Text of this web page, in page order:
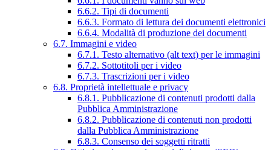
6.6.2. Tipi di documenti
6.6.3. Formato di lettura dei documenti elettronici
6.6.4. Modalità di produzione dei documenti
6.7. Immagini e video
6.7.1. Testo alternativo (alt text) per le immagini
6.7.2. Sottotitoli per i video
6.7.3. Trascrizioni per i video
6.8. Proprietà intellettuale e privacy
6.8.1. Pubblicazione di contenuti prodotti dalla
Pubblica Amministrazione
6.8.2. Pubblicazione di contenuti non prodotti
dalla Pubblica Amministrazione
6.8.3. Consenso dei soggetti ritratti